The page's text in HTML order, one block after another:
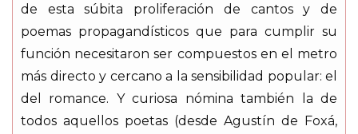
de esta súbita proliferación de cantos y de
poemas propagandísticos que para cumplir su
función necesitaron ser compuestos en el metro
más directo y cercano a la sensibilidad popular: el
del romance. Y curiosa nómina también la de
todos aquellos poetas (desde Agustín de Foxá,